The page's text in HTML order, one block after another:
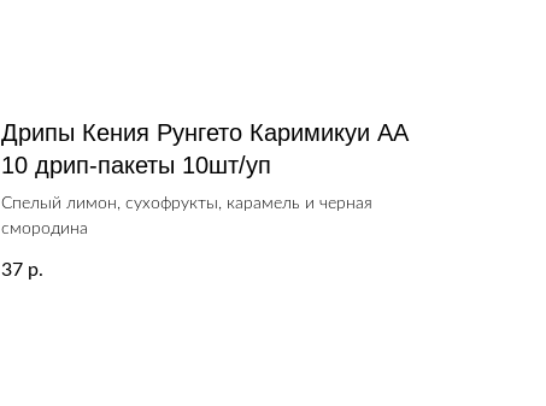
Дрипы Кения Рунгето Каримикуи АА
10 дрип-пакеты 10шт/уп
Спелый лимон, сухофрукты, карамель и черная
смородина
37 р.